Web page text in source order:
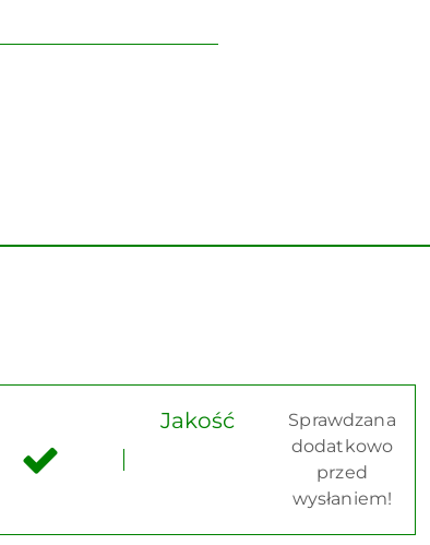
Jakość
Sprawdzana
dodatkowo
przed
wysłaniem!